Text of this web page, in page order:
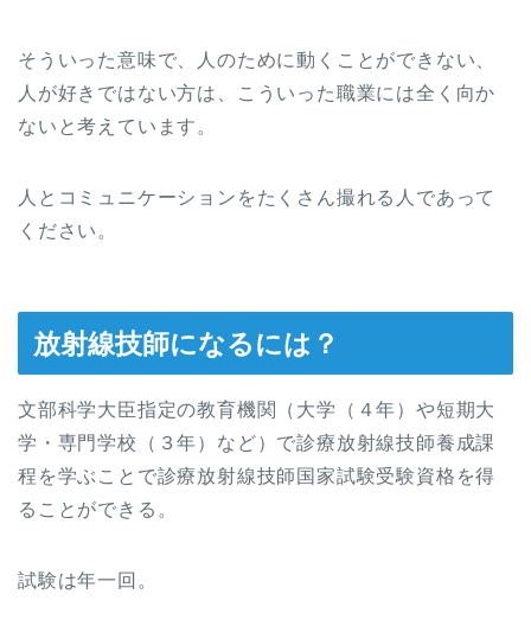
そういった意味で、人のために動くことができない、
人が好きではない方は、こういった職業には全く向か
ないと考えています。
人とコミュニケーションをたくさん撮れる人であって
ください。
放射線技師になるには？
文部科学大臣指定の教育機関（大学（４年）や短期大
学・専門学校（３年）など）で診療放射線技師養成課
程を学ぶことで診療放射線技師国家試験受験資格を得
ることができる。
試験は年一回。